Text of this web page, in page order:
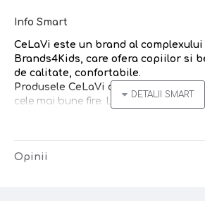
Info Smart
CeLaVi este un brand al
Brands4Kids, care ofera copiilor si
de calitate, confortabile.
Produsele CeLaVi din lana merinos
cele mai bune fire. Lana merinos
Hainele din lanasunt perfecte
datorita modului unic prin care
Opinii